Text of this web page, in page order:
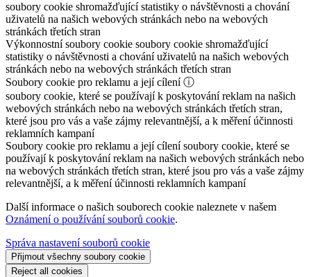
soubory cookie shromažďující statistiky o návštěvnosti a chování
uživatelů na našich webových stránkách nebo na webových
stránkách třetích stran
Výkonnostní soubory cookie soubory cookie shromažďující
statistiky o návštěvnosti a chování uživatelů na našich webových
stránkách nebo na webových stránkách třetích stran
Soubory cookie pro reklamu a její cílení ⓘ
soubory cookie, které se používají k poskytování reklam na našich
webových stránkách nebo na webových stránkách třetích stran,
které jsou pro vás a vaše zájmy relevantnější, a k měření účinnosti
reklamních kampaní
Soubory cookie pro reklamu a její cílenísoubory cookie, které se
používají k poskytování reklam na našich webových stránkách nebo
na webových stránkách třetích stran, které jsou pro vás a vaše zájmy
relevantnější, a k měření účinnosti reklamních kampaní
Další informace o našich souborech cookie naleznete v našem
Oznámení o používání souborů cookie.
Správa nastavení souborů cookie
Přijmout všechny soubory cookie
Reject all cookies